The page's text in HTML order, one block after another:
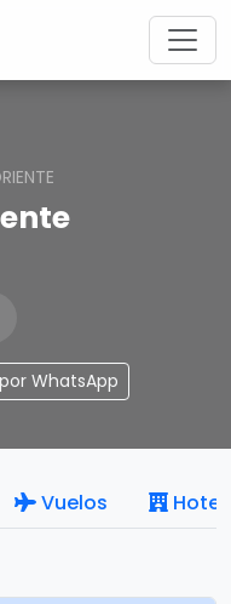
WhatsApp
Vuelos